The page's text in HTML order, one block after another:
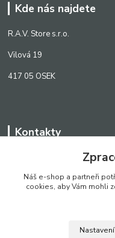
Kde nás najdete
R.A.V. Store s.r.o.
Vilová 19
417 05 OSEK
Kontakty
+420 776 242 909
Náš e-shop a partneři
cookies, aby Vám mohli
Nastavení